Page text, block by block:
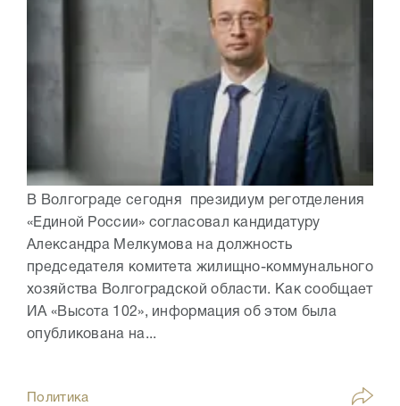
В Волгограде сегодня президиум реготделения
«Единой России» согласовал кандидатуру
Александра Мелкумова на должность
председателя комитета жилищно-коммунального
хозяйства Волгоградской области. Как сообщает
ИА «Высота 102», информация об этом была
опубликована на...
Политика